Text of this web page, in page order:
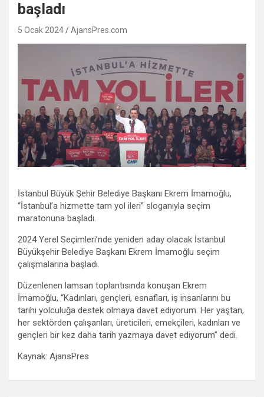
başladı
5 Ocak 2024 AjansPres.com
İstanbul Büyük Şehir Belediye Başkanı Ekrem İmamoğlu,
“İstanbul’a hizmette tam yol ileri” sloganıyla seçim
maratonuna başladı.
2024 Yerel Seçimleri’nde yeniden aday olacak İstanbul
Büyükşehir Belediye Başkanı Ekrem İmamoğlu seçim
çalışmalarına başladı.
Düzenlenen lamsan toplantısında konuşan Ekrem
İmamoğlu, “Kadınları, gençleri, esnafları, iş insanlarını bu
tarihi yolculuğa destek olmaya davet ediyorum. Her yaştan,
her sektörden çalışanları, üreticileri, emekçileri, kadınları ve
gençleri bir kez daha tarih yazmaya davet ediyorum” dedi.
Kaynak: AjansPres